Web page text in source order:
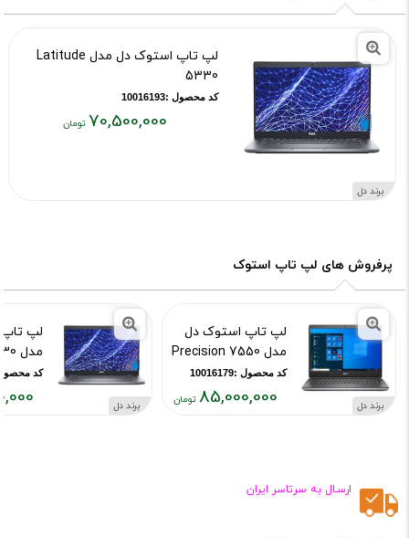
برند دل
لپ تاپ استوک دل مدل Latitude
5330
کد محصول :10016193
70,500,000
پرفروش های لپ تاپ استوک
برند دل
لپ تاپ استوک دل
مدل Precision 7550
کد محصول :10016179
85,000,000 برند دل
لپ
مدل Latitude 5330
کد محصول
ارسـال به سرتاسر ایران